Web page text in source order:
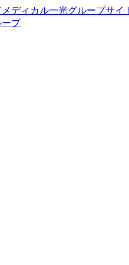
ディカル一光グループサイ